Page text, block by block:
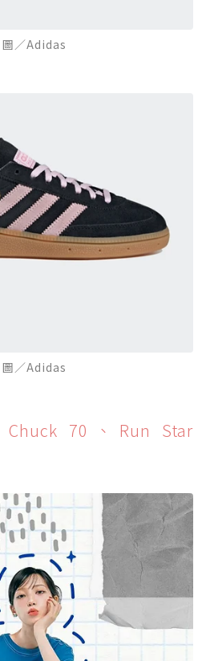
／Adidas
／Adidas
70、Run Star